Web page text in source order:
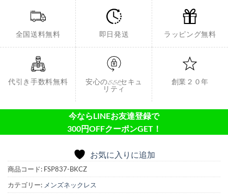
全国送料無料 即日発送 ラッピング無料
代引き手数料無料
安心のSSLセキュ
リティ
創業２０年
今ならLINEお友達登録で
300円OFFクーポンGET！
お気に入りに追加
商品コード: FSP837-BKCZ
カテゴリー: メンズネックレス